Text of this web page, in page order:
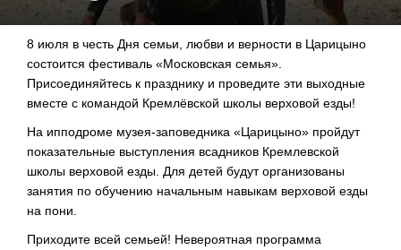
8 июля в честь Дня семьи, любви и верности в Царицыно
состоится фестиваль «Московская семья».
Присоединяйтесь к празднику и проведите эти выходные
вместе с командой Кремлёвской школы верховой езды!
На ипподроме музея-заповедника «Царицыно» пройдут
показательные выступления всадников Кремлевской
школы верховой езды. Для детей будут организованы
занятия по обучению начальным навыкам верховой езды
на пони.
Приходите всей семьей! Невероятная программа